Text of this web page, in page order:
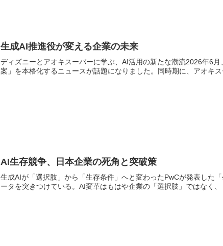
生成AI推進役が変える企業の未来
ディズニーとアオキスーパーに学ぶ、AI活用の新たな潮流2026年6
案」を本格化するニュースが話題になりました。同時期に、アオキ
AI生存競争、日本企業の死角と突破策
生成AIが「選択肢」から「生存条件」へと変わったPwCが発表した
ータを突きつけている。AI変革はもはや企業の「選択肢」ではなく